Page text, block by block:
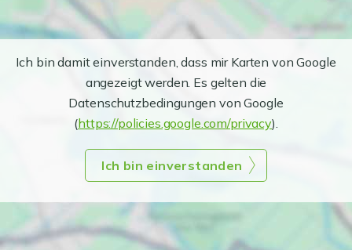
Ich bin damit einverstanden, dass mir Karten von Google
angezeigt werden. Es gelten die
Datenschutzbedingungen von Google
(https://policies.google.com/privacy).
Ich bin einverstanden